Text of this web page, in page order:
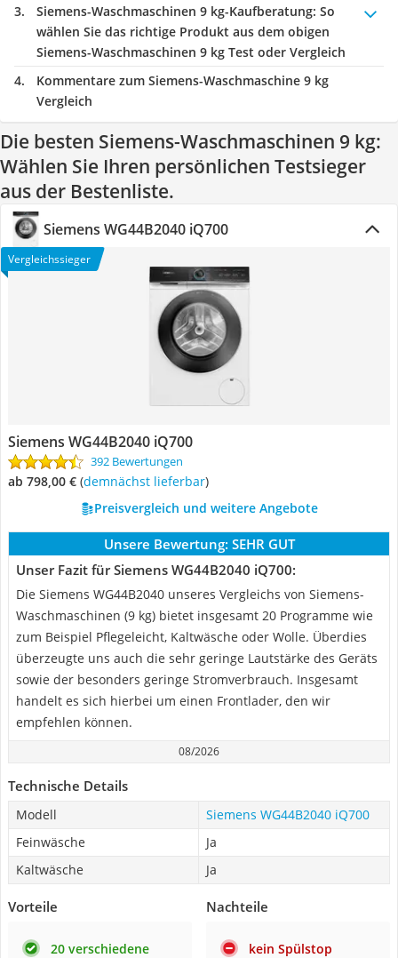
Siemens-Waschmaschinen 9 kg-Kaufberatung: So
wählen Sie das richtige Produkt aus dem obigen
Siemens-Waschmaschinen 9 kg Test oder Vergleich
Kommentare zum Siemens-Waschmaschine 9 kg
Vergleich
Die besten Siemens-Waschmaschinen 9 kg:
Wählen Sie Ihren persönlichen Testsieger
aus der Bestenliste.
Siemens WG44B2040 iQ700
Vergleichssieger
Siemens WG44B2040 iQ700
392 Bewertungen
ab 798,00 € ( Demnächst lieferbar)
Preisvergleich und weitere Angebote
Unsere Bewertung: SEHR GUT
Unser Fazit für Siemens WG44B2040 iQ700:
Die Siemens WG44B2040 unseres Vergleichs von Siemens-
Waschmaschinen (9 kg) bietet insgesamt 20 Programme wie
zum Beispiel Pflegeleicht, Kaltwäsche oder Wolle. Überdies
überzeugte uns auch die sehr geringe Lautstärke des Geräts
sowie der besonders geringe Stromverbrauch. Insgesamt
handelt es sich hierbei um einen Frontlader, den wir
empfehlen können.
08/2026
Technische Details
Modell
Siemens WG44B2040 iQ700
Feinwäsche
Ja
Kaltwäsche
Ja
Vorteile
20 verschiedene
Nachteile
kein Spülstop